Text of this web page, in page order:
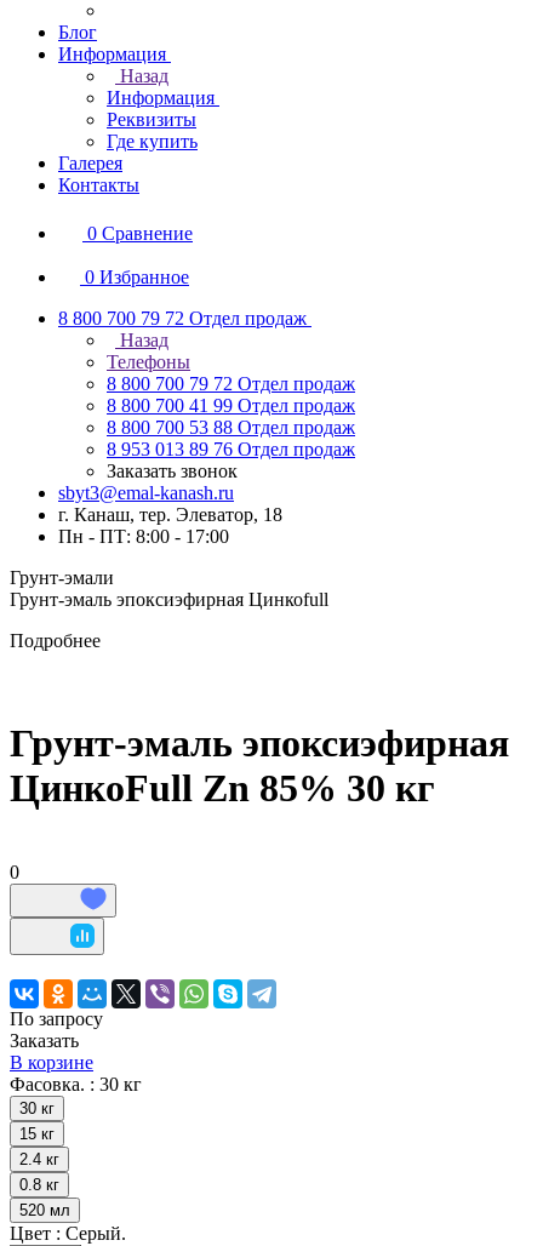
Блог
Информация
Назад
Информация
Реквизиты
Где купить
Галерея
Контакты
0 Сравнение
0 Избранное
8 800 700 79 72 Отдел продаж
Назад
Телефоны
8 800 700 79 72 Отдел продаж
8 800 700 41 99 Отдел продаж
8 800 700 53 88 Отдел продаж
8 953 013 89 76 Отдел продаж
Заказать звонок
sbyt3@emal-kanash.ru
г. Канаш, тер. Элеватор, 18
Пн - ПТ: 8:00 - 17:00
Грунт-эмали
Грунт-эмаль эпоксиэфирная Цинкоfull
Подробнее
Грунт-эмаль эпоксиэфирная
ЦинкоFull Zn 85% 30 кг
0
По запросу
Заказать
В корзине
Фасовка. : 30 кг
30 кг
15 кг
2.4 кг
0.8 кг
520 мл
Цвет : Серый.